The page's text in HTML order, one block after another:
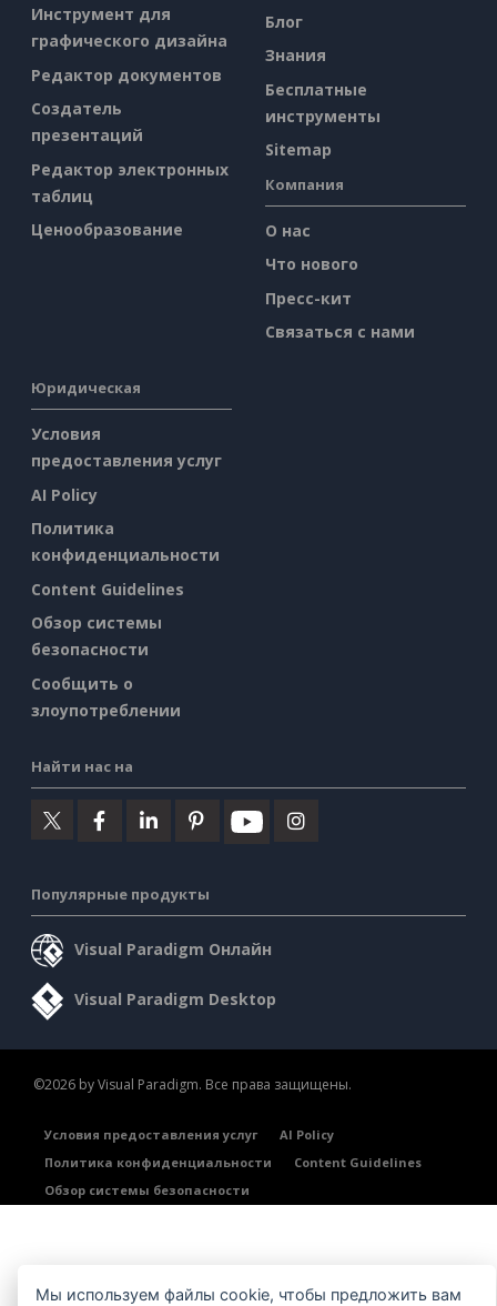
Инструмент для
графического дизайна
Редактор документов
Создатель
презентаций
Редактор электронных
таблиц
Ценообразование
Блог
Знания
Бесплатные
инструменты
Sitemap
Компания
О нас
Что нового
Пресс-кит
Связаться с нами
Юридическая
Условия
предоставления услуг
AI Policy
Политика
конфиденциальности
Content Guidelines
Обзор системы
безопасности
Сообщить о
злоупотреблении
Найти нас на
Популярные продукты
Visual Paradigm Онлайн
Visual Paradigm Desktop
©2026 by Visual Paradigm. Все права защищены.
Условия предоставления услуг
AI Policy
Политика конфиденциальности
Content Guidelines
Обзор системы безопасности
Мы используем файлы cookie, чтобы предложить вам